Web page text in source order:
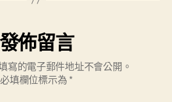
發佈留言
寫的電子郵件地址不會公開。
必填欄位標示為 *